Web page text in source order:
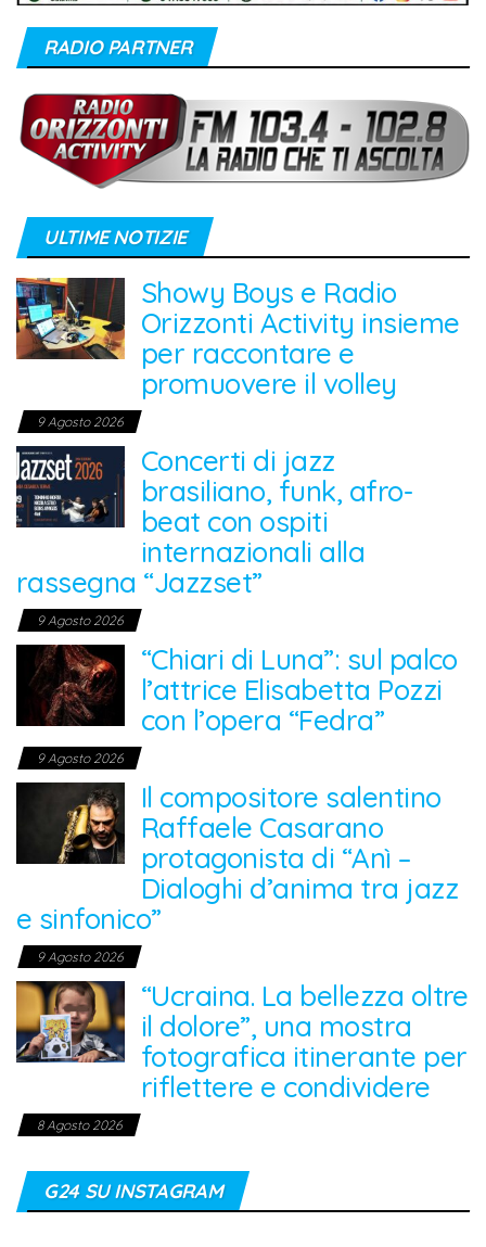
RADIO PARTNER
ULTIME NOTIZIE
Showy Boys e Radio
Orizzonti Activity insieme
per raccontare e
promuovere il volley
9 Agosto 2026
Concerti di jazz
brasiliano, funk, afro-
beat con ospiti
internazionali alla
rassegna “Jazzset”
9 Agosto 2026
“Chiari di Luna”: sul palco
l’attrice Elisabetta Pozzi
con l’opera “Fedra”
9 Agosto 2026
Il compositore salentino
Raffaele Casarano
protagonista di “Anì –
Dialoghi d’anima tra jazz
e sinfonico”
9 Agosto 2026
“Ucraina. La bellezza oltre
il dolore”, una mostra
fotografica itinerante per
riflettere e condividere
8 Agosto 2026
G24 SU INSTAGRAM